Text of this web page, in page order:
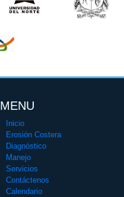
MENU
Inicio
Erosión Costera
Diagnóstico
Manejo
Servicios
Contáctenos
Calendario